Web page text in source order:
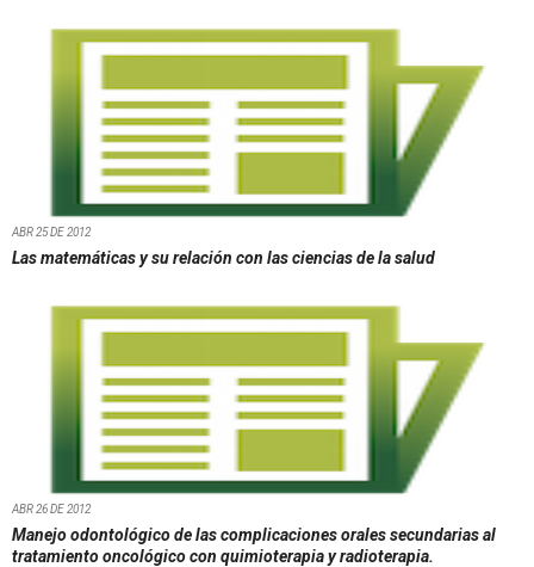
ABR 25 DE 2012
Las matemáticas y su relación con las ciencias de la salud
ABR 26 DE 2012
Manejo odontológico de las complicaciones orales secundarias al
tratamiento oncológico con quimioterapia y radioterapia.